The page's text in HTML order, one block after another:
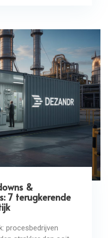
&
7 terugkerende
procesbedrijven